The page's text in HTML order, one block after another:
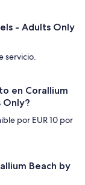
- Adults Only
servicio.
en Corallium
Only?
por EUR 10 por
Beach by